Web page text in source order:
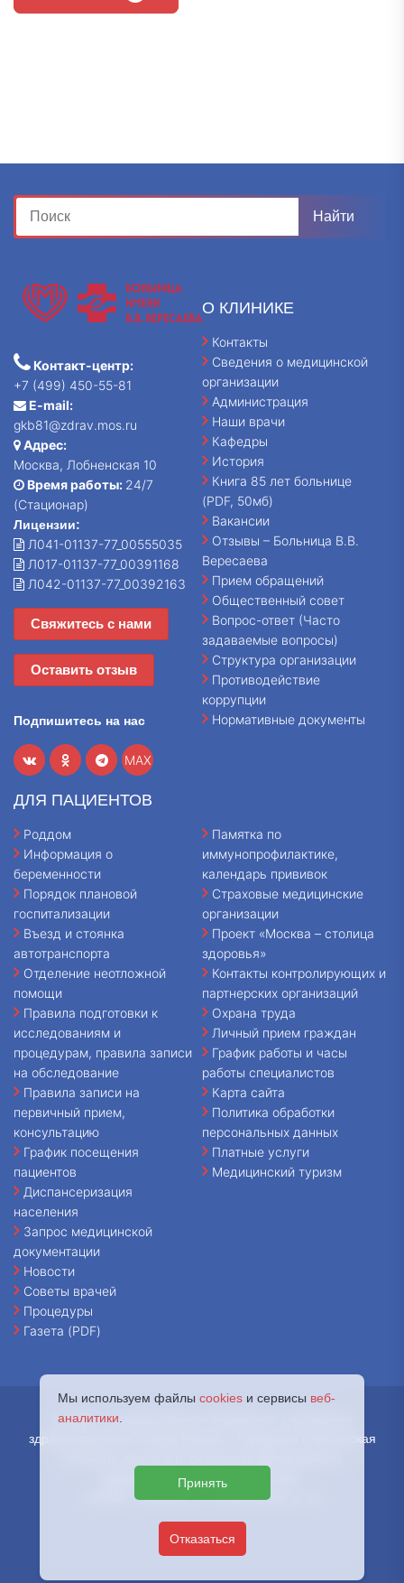
Контакт-центр:
+7 (499) 450-55-81
E-mail:
gkb81@zdrav.mos.ru
Адрес:
Москва, Лобненская 10
Время работы: 24/7
(Стационар)
Лицензии:
Л041-01137-77_00555035
Л017-01137-77_00391168
Л042-01137-77_00392163
Свяжитесь с нами
Оставить отзыв
Подпишитесь на нас
MAX
О КЛИНИКЕ
Контакты
Сведения о медицинской
организации
Администрация
Наши врачи
Кафедры
История
Книга 85 лет больнице
(PDF, 50мб)
Вакансии
Отзывы – Больница В.В.
Вересаева
Прием обращений
Общественный совет
Вопрос-ответ (Часто
задаваемые вопросы)
Структура организации
Противодействие
коррупции
Нормативные документы
ДЛЯ ПАЦИЕНТОВ
Роддом
Информация о
беременности
Порядок плановой
госпитализации
Въезд и стоянка
автотранспорта
Отделение неотложной
помощи
Правила подготовки к
исследованиям и
процедурам, правила записи
на обследование
Правила записи на
первичный прием,
консультацию
График посещения
пациентов
Диспансеризация
населения
Запрос медицинской
документации
Новости
Советы врачей
Процедуры
Газета (PDF)
Памятка по
иммунопрофилактике,
календарь прививок
Страховые медицинские
организации
Проект «Москва – столица
здоровья»
Контакты контролирующих и
партнерских организаций
Охрана труда
Личный прием граждан
График работы и часы
работы специалистов
Карта сайта
Политика обработки
персональных данных
Платные услуги
Медицинский туризм
© 2026 - Государственное бюджетное учреждение
здравоохранения города Москвы «Городская клиническая
здравоохранения города Москвы.
127644, г. Москва, ул. Лобненская, д. 10
Мы используем файлы cookies и сервисы веб-
аналитики
Принять
Отказаться